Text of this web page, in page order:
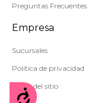
Accesibilidad
Preguntas Frecuentes
Empresa
Sucursales
Política de privacidad
Mapa del sitio